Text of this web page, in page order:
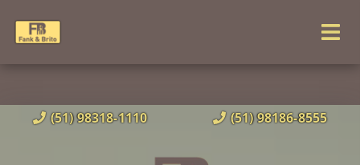
(51) 98318-1110 (51) 98186-8555